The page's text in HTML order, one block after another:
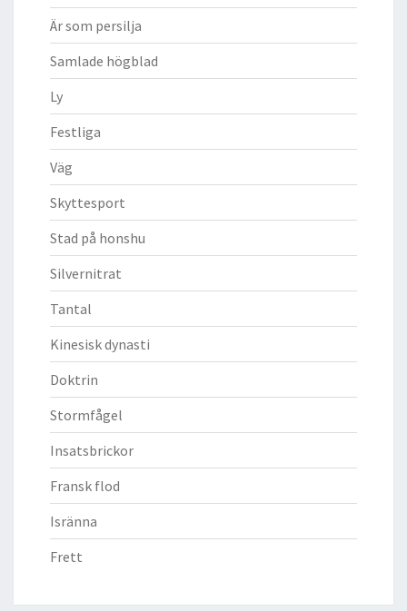
Är som persilja
Samlade högblad
Ly
Festliga
Väg
Skyttesport
Stad på honshu
Silvernitrat
Tantal
Kinesisk dynasti
Doktrin
Stormfågel
Insatsbrickor
Fransk flod
Isränna
Frett